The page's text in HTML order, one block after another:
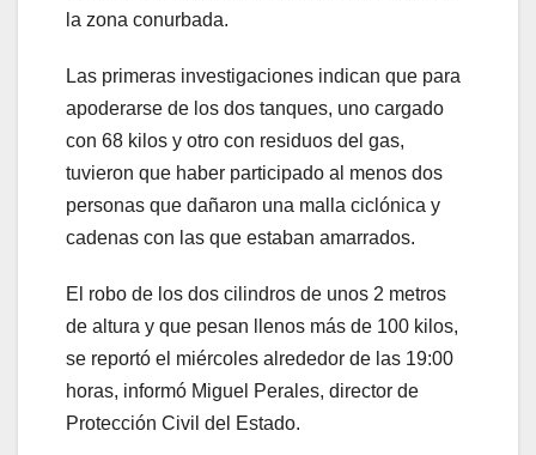
la zona conurbada.
Las primeras investigaciones indican que para
apoderarse de los dos tanques, uno cargado
con 68 kilos y otro con residuos del gas,
tuvieron que haber participado al menos dos
personas que dañaron una malla ciclónica y
cadenas con las que estaban amarrados.
El robo de los dos cilindros de unos 2 metros
de altura y que pesan llenos más de 100 kilos,
se reportó el miércoles alrededor de las 19:00
horas, informó Miguel Perales, director de
Protección Civil del Estado.